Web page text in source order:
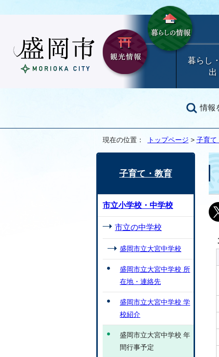
暮らし
出
情報
現在の位置： トップページ > 子育て
子育て・教育
市立小学校・中学校
市立の中学校
盛岡市立大宮中学校
盛岡市立大宮中学校 所
在地・連絡先
盛岡市立大宮中学校 学
校紹介
盛岡市立大宮中学校 年
間行事予定